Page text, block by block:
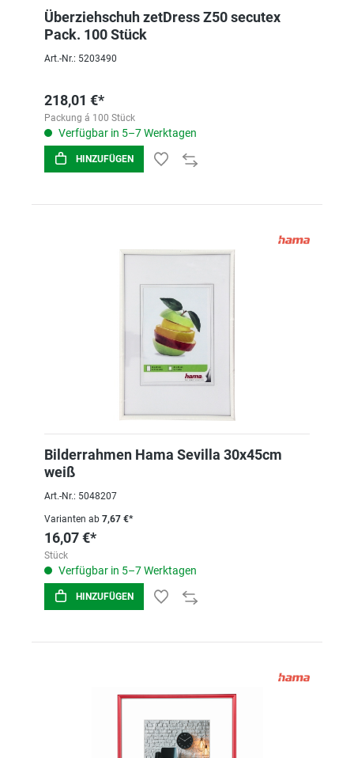
Überziehschuh zetDress Z50 secutex
Pack. 100 Stück
Art.-Nr.: 5203490
218,01 €*
Packung á 100 Stück
Verfügbar in 5–7 Werktagen
HINZUFÜGEN
Bilderrahmen Hama Sevilla 30x45cm
weiß
Art.-Nr.: 5048207
Varianten ab 7,67 €*
16,07 €*
Stück
Verfügbar in 5–7 Werktagen
HINZUFÜGEN